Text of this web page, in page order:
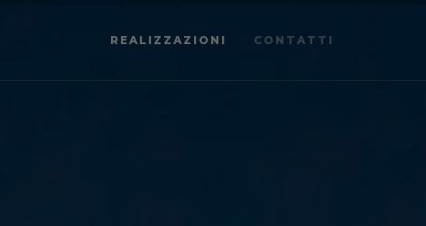
REALIZZAZIONI CONTATTI